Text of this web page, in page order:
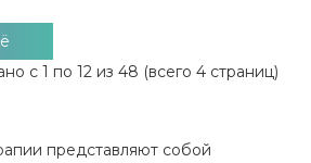
с 1 по 12 из 48 (всего 4 страниц)
представляют собой